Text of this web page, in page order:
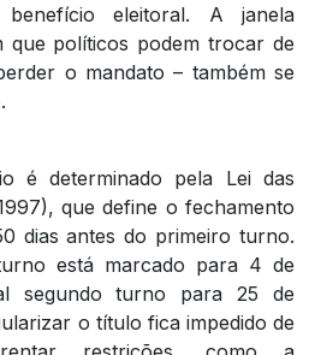
eleitoral. A janela
que políticos podem trocar de
o mandato – também se
é determinado pela Lei das
que define o fechamento
dias antes do primeiro turno.
está marcado para 4 de
segundo turno para 25 de
o título fica impedido de